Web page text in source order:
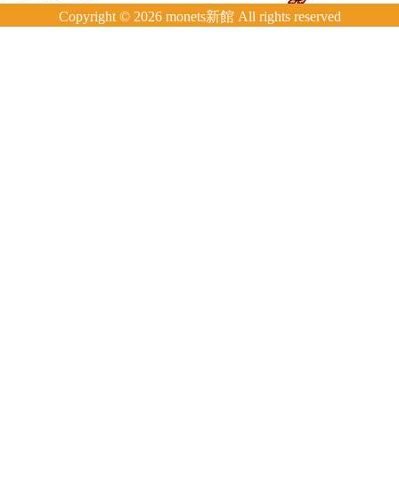
Copyright © 2026 monets新館 All rights reserved